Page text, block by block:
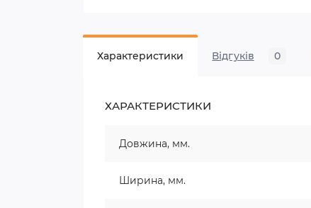
Характеристики Відгуків 0
ХАРАКТЕРИСТИКИ
Довжина, мм.
Ширина, мм.